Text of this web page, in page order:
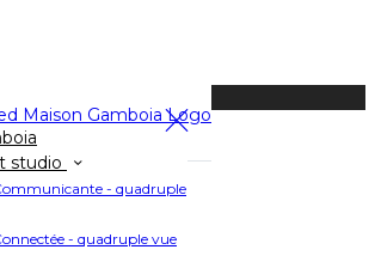
studio
- quadruple
- quadruple vue